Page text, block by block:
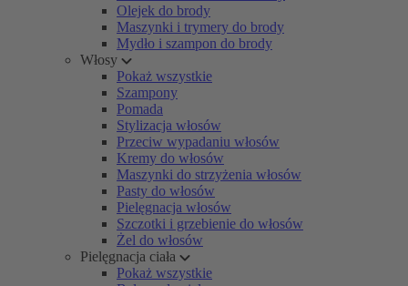
Olejek do brody
Maszynki i trymery do brody
Mydło i szampon do brody
Włosy
Pokaż wszystkie
Szampony
Pomada
Stylizacja włosów
Przeciw wypadaniu włosów
Kremy do włosów
Maszynki do strzyżenia włosów
Pasty do włosów
Pielęgnacja włosów
Szczotki i grzebienie do włosów
Żel do włosów
Pielęgnacja ciała
Pokaż wszystkie